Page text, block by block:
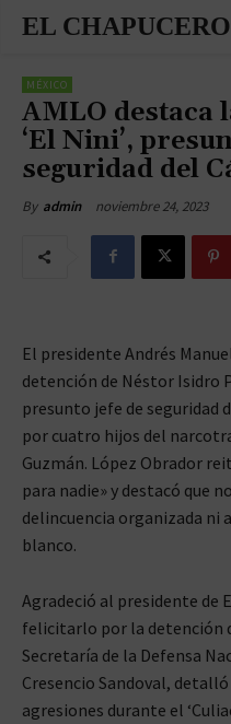
EL CHAPUCERO
MÉXICO
AMLO destaca
‘El Nini’,
seguridad del
By admin noviembre 24, 2023
El presidente Andrés
detención de Néstor Isidro
presunto jefe de
por cuatro hijos del
Guzmán. López Obrador
para nadie» y destacó que
delincuencia organizada ni
blanco.
Agradeció al presidente de
felicitarlo por la detención
Secretaría de la Defensa
Cresencio Sandoval,
agresiones durante el